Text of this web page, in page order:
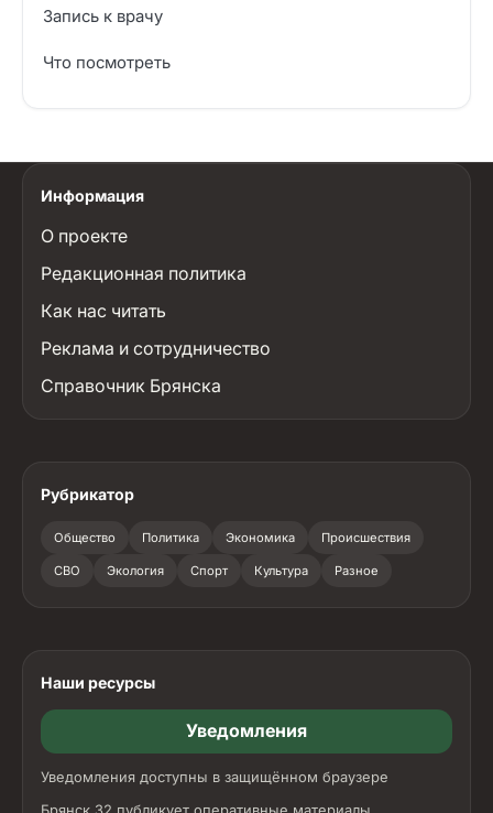
Запись к врачу
Что посмотреть
Информация
О проекте
Редакционная политика
Как нас читать
Реклама и сотрудничество
Справочник Брянска
Рубрикатор
Общество Политика Экономика Происшествия
СВО Экология Спорт Культура Разное
Наши ресурсы
Уведомления
Уведомления доступны в защищённом браузере
Брянск 32 публикует оперативные материалы,